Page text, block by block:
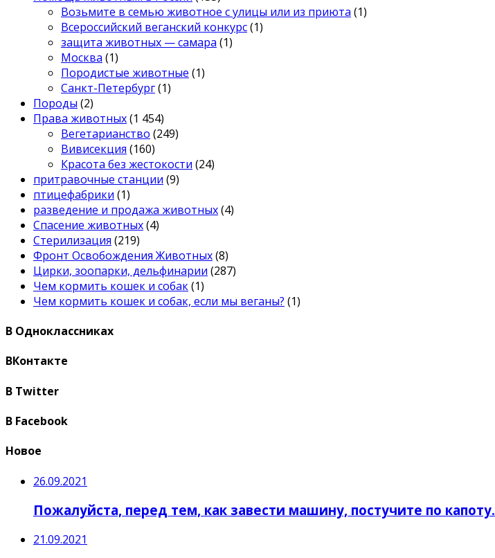
Возьмите в семью животное с улицы или из приюта (1)
Всероссийский веганский конкурс(1)
защита животных — самара (1)
Москва (1)
Породистые животные (1)
Санкт-Петербург(1)
Породы (2)
Права животных(1 454)
Вегетарианство (249)
Вивисекция (160)
Красота без жестокости (24)
притравочные станции (9)
птицефабрики (1)
разведение и продажа животных(4)
Спасение животных(4)
Стерилизация (219)
Фронт Освобождения Животных(8)
Цирки, зоопарки, дельфинарии (287)
Чем кормить кошек и собак(1)
Чем кормить кошек и собак, если мы веганы? (1)
В Одноклассниках
ВКонтакте
В Twitter
В Facebook
Новое
26.09.2021
Пожалуйста, перед тем, как завести машину, постучите по капоту.
21.09.2021